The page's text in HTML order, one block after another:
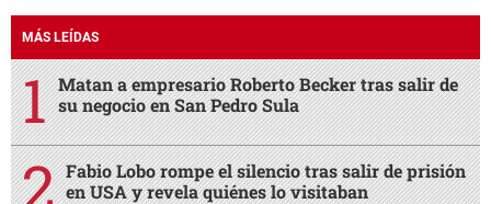
MÁS LEÍDAS
Matan a empresario Roberto Becker tras salir de
su negocio en San Pedro Sula
Fabio Lobo rompe el silencio tras salir de prisión
en USA y revela quiénes lo visitaban